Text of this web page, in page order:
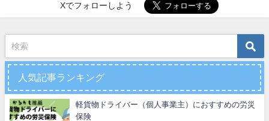
Xでフォローしよう
人気記事ランキング
軽貨物ドライバー（個人事業主）におすすめの労災
保険